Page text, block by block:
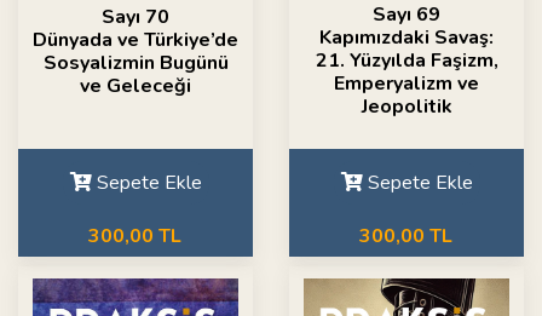
Sayı 70
Dünyada ve Türkiye’de
Sosyalizmin Bugünü
ve Geleceği
Sepete Ekle
300,00 TL
Sayı 69
Kapımızdaki Savaş:
21. Yüzyılda Faşizm,
Emperyalizm ve
Jeopolitik
Sepete Ekle
300,00 TL